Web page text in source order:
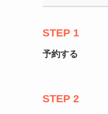
STEP 1
予約する
STEP 2